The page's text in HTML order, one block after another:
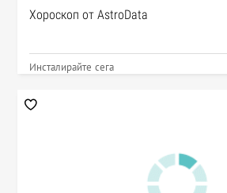
Хороскоп от AstroData
Инсталирайте сега